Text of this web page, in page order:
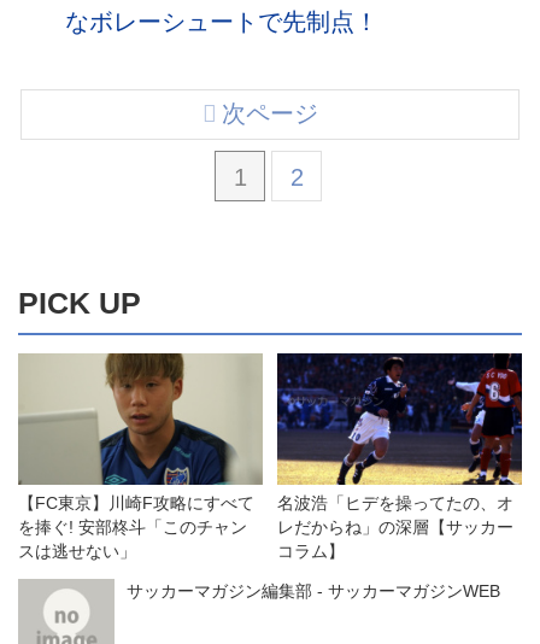
なボレーシュートで先制点！
1 2
次ページ
PICK UP
【FC東京】川崎F攻略にすべて
を捧ぐ! 安部柊斗「このチャン
スは逃せない」
名波浩「ヒデを操ってたの、オ
レだからね」の深層【サッカー
コラム】
サッカーマガジン編集部 - サッカーマガジンWEB